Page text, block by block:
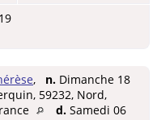
, n. Dimanche 18
59232, Nord,
d. Samedi 06